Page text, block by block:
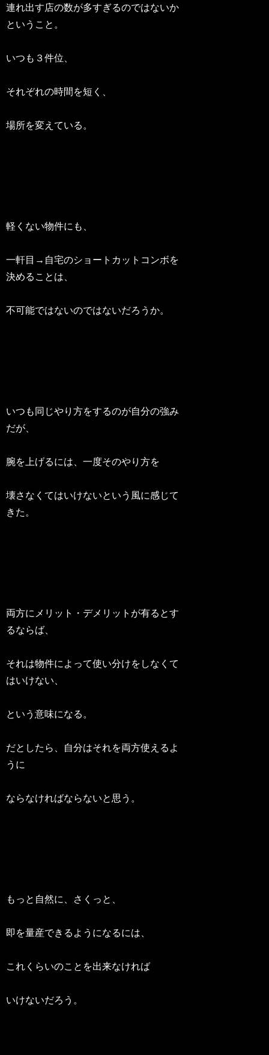
連れ出す店の数が多すぎるのではないか
ということ。
いつも３件位、
それぞれの時間を短く、
場所を変えている。
軽くない物件にも、
一軒目→自宅のショートカットコンボを
決めることは、
不可能ではないのではないだろうか。
いつも同じやり方をするのが自分の強み
だが、
腕を上げるには、一度そのやり方を
壊さなくてはいけないという風に感じて
きた。
両方にメリット・デメリットが有るとす
るならば、
それは物件によって使い分けをしなくて
はいけない、
という意味になる。
だとしたら、自分はそれを両方使えるよ
うに
ならなければならないと思う。
もっと自然に、さくっと、
即を量産できるようになるには、
これくらいのことを出来なければ
いけないだろう。